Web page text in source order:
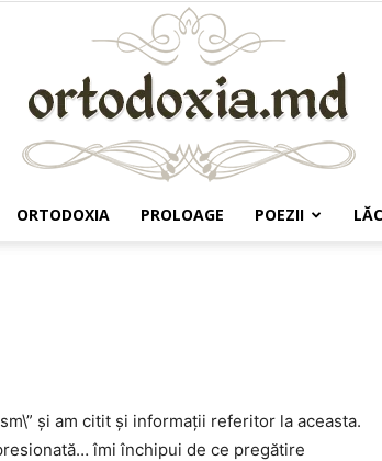
ORTODOXIA PROLOAGE POEZII
și am citit și informații referitor la aceasta.
îmi închipui de ce pregătire